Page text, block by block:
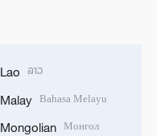
Lao ລາວ
Malay Bahasa Melayu
Mongolian Монгол